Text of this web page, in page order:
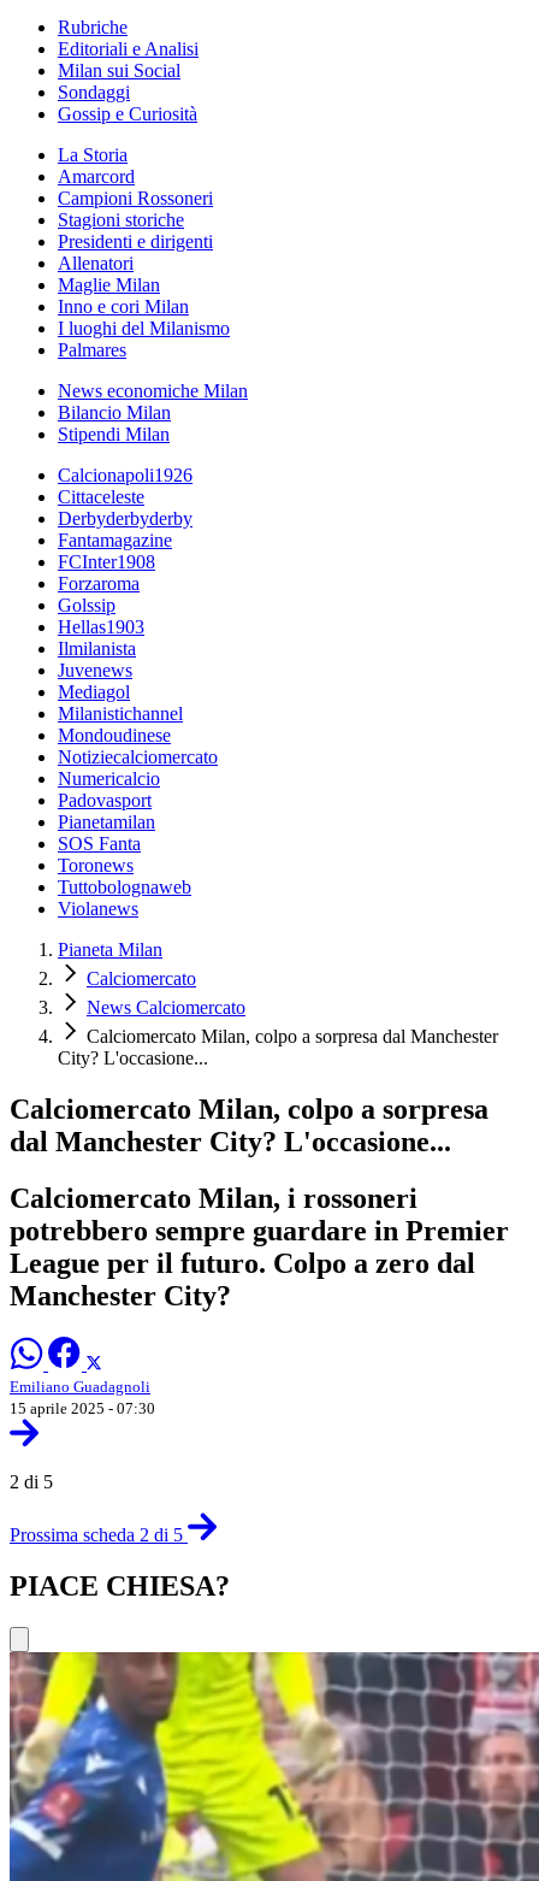
Rubriche
Editoriali e Analisi
Milan sui Social
Sondaggi
Gossip e Curiosità
La Storia
Amarcord
Campioni Rossoneri
Stagioni storiche
Presidenti e dirigenti
Allenatori
Maglie Milan
Inno e cori Milan
I luoghi del Milanismo
Palmares
News economiche Milan
Bilancio Milan
Stipendi Milan
Calcionapoli1926
Cittaceleste
Derbyderbyderby
Fantamagazine
FCInter1908
Forzaroma
Golssip
Hellas1903
Ilmilanista
Juvenews
Mediagol
Milanistichannel
Mondoudinese
Notiziecalciomercato
Numericalcio
Padovasport
Pianetamilan
SOS Fanta
Toronews
Tuttobolognaweb
Violanews
Pianeta Milan
Calciomercato
News Calciomercato
Calciomercato Milan, colpo a sorpresa dal Manchester
City? L'occasione...
Calciomercato Milan, colpo a sorpresa
dal Manchester City? L'occasione...
Calciomercato Milan, i rossoneri
potrebbero sempre guardare in Premier
League per il futuro. Colpo a zero dal
Manchester City?
Emiliano Guadagnoli
15 aprile 2025 - 07:30
2 di 5
Prossima scheda 2 di 5
PIACE CHIESA?